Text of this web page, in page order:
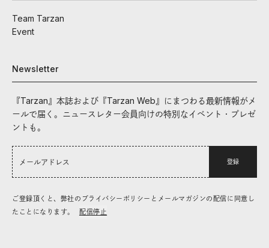
Team Tarzan
Event
Newsletter
『Tarzan』本誌および『Tarzan Web』にまつわる最新情報がメ
ールで届く。ニュースレター会員向けの特別なイベント・プレゼ
ントも。
登録
ご登録頂くと、弊社のプライバシーポリシーとメールマガジンの配信に同意し
たことになります。
配信停止